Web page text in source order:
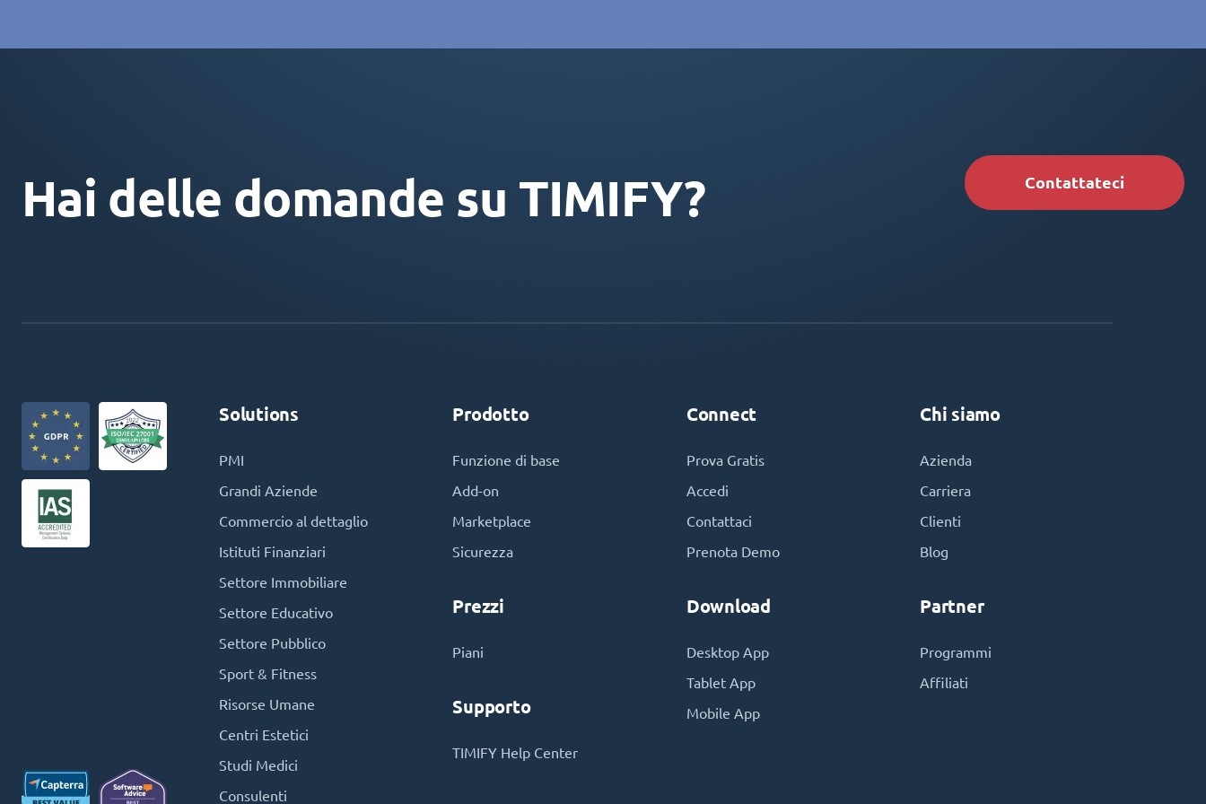
Hai delle domande su TIMIFY? Contattateci
Solutions
PMI
Grandi Aziende
Commercio al dettaglio
Istituti Finanziari
Settore Immobiliare
Settore Educativo
Settore Pubblico
Sport & Fitness
Risorse Umane
Centri Estetici
Studi Medici
Consulenti
Prodotto
Funzione di base
Add-on
Marketplace
Sicurezza
Prezzi
Piani
Supporto
TIMIFY Help Center
Connect
Prova Gratis
Accedi
Contattaci
Prenota Demo
Download
Desktop App
Tablet App
Mobile App
Chi siamo
Azienda
Carriera
Clienti
Blog
Partner
Programmi
Affiliati